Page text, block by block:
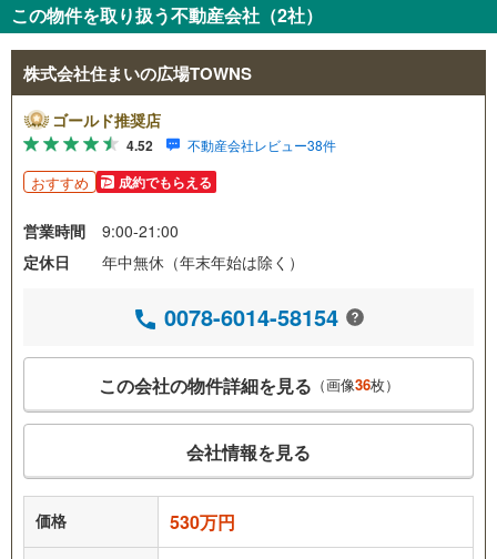
この物件を取り扱う不動産会社（2社）
株式会社住まいの広場TOWNS
ゴールド推奨店
4.52 不動産会社レビュー38件
おすすめ 成約でもらえる
営業時間
9:00-21:00
定休日
年中無休（年末年始は除く）
0078-6014-58154
この会社の物件詳細を見る （画像36枚）
会社情報を見る
価格 530万円